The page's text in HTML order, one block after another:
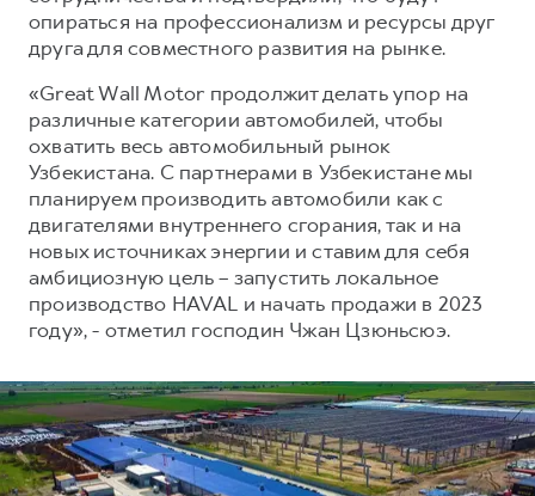
опираться на профессионализм и ресурсы друг
друга для совместного развития на рынке.
«Great Wall Motor продолжит делать упор на
различные категории автомобилей, чтобы
охватить весь автомобильный рынок
Узбекистана. С партнерами в Узбекистане мы
планируем производить автомобили как с
двигателями внутреннего сгорания, так и на
новых источниках энергии и ставим для себя
амбициозную цель – запустить локальное
производство HAVAL и начать продажи в 2023
году», - отметил господин Чжан Цзюньсюэ.